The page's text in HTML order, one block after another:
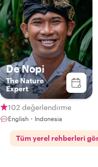
De Nopi
The Nature
Expert
102 değerlendirme
English・Indonesia
Tüm yerel rehberleri